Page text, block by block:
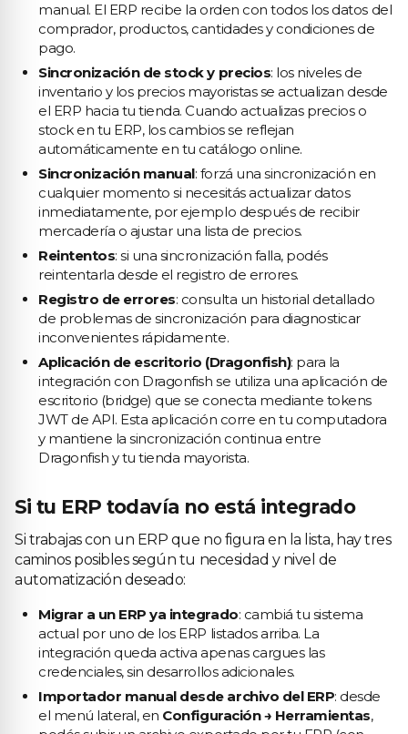
manual. El ERP recibe la orden con todos los datos del
comprador, productos, cantidades y condiciones de
pago.
Sincronización de stock y precios: los niveles de
inventario y los precios mayoristas se actualizan desde
el ERP hacia tu tienda. Cuando actualizas precios o
stock en tu ERP, los cambios se reflejan
automáticamente en tu catálogo online.
Sincronización manual: forzá una sincronización en
cualquier momento si necesitás actualizar datos
inmediatamente, por ejemplo después de recibir
mercadería o ajustar una lista de precios.
Reintentos: si una sincronización falla, podés
reintentarla desde el registro de errores.
Registro de errores: consulta un historial detallado
de problemas de sincronización para diagnosticar
inconvenientes rápidamente.
Aplicación de escritorio (Dragonfish): para la
integración con Dragonfish se utiliza una aplicación de
escritorio (bridge) que se conecta mediante tokens
JWT de API. Esta aplicación corre en tu computadora
y mantiene la sincronización continua entre
Dragonfish y tu tienda mayorista.
Si tu ERP todavía no está integrado
Si trabajas con un ERP que no figura en la lista, hay tres
caminos posibles según tu necesidad y nivel de
automatización deseado:
Migrar a un ERP ya integrado: cambiá tu sistema
actual por uno de los ERP listados arriba. La
integración queda activa apenas cargues las
credenciales, sin desarrollos adicionales.
Importador manual desde archivo del ERP: desde
el menú lateral, en Configuración → Herramientas,